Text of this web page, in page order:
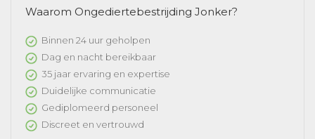
Waarom Ongediertebestrijding Jonker?
Binnen 24 uur geholpen
Dag en nacht bereikbaar
35 jaar ervaring en expertise
Duidelijke communicatie
Gediplomeerd personeel
Discreet en vertrouwd